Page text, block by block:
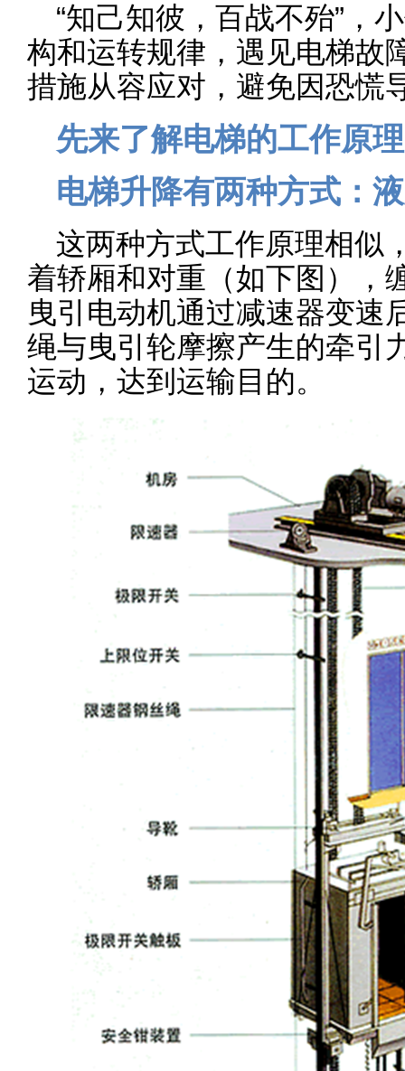
“知己知彼，百战不殆”，
构和运转规律，遇见电梯故
措施从容应对，避免因恐慌
先来了解电梯的工作原理
电梯升降有两种方式：
这两种方式工作原理相似
着轿厢和对重（如下图），
曳引电动机通过减速器变速
绳与曳引轮摩擦产生的牵引
运动，达到运输目的。